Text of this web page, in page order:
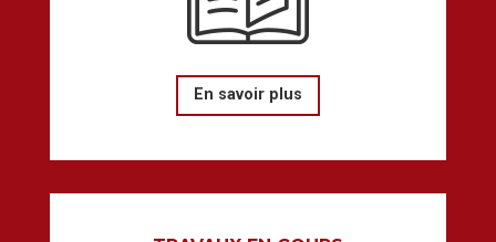
En savoir plus